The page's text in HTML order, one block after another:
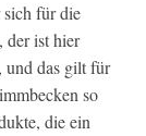
sich für die
der ist hier
und das gilt für
so
die ein